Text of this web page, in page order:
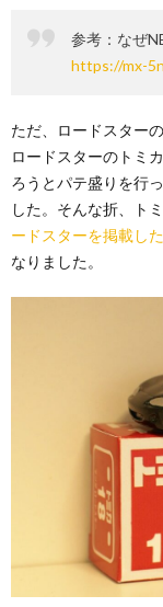
参考：なぜ
https://mx-
ただ、ロードスター
ロードスターのトミ
ろうとパテ盛りを行
した。そんな折、ト
ードスターを掲載し
なりました。